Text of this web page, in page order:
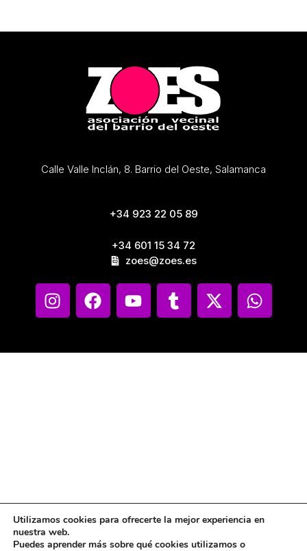
Calle Valle Inclán, 8. Barrio del Oeste, Salamanca
+34 923 22 05 89
+34 601 15 34 72
zoes@zoes.es
Utilizamos cookies para ofrecerte la mejor experiencia en
nuestra web.
Puedes aprender más sobre qué cookies utilizamos o